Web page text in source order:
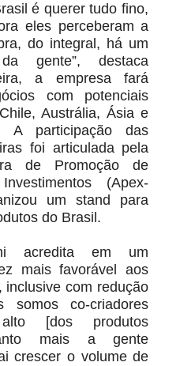
é querer tudo fino,
eles perceberam a
do integral, há um
gente”, destaca
a empresa fará
com potenciais
Austrália, Ásia e
A participação das
foi articulada pela
de Promoção de
(Apex-
um stand para
do Brasil.
acredita em um
mais favorável aos
inclusive com redução
somos co-criadores
[dos produtos
mais a gente
crescer o volume de